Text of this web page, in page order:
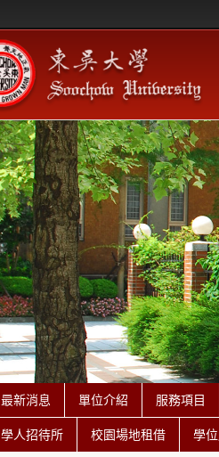
最新消息 單位介紹 服務項目
學人招待所 校園場地租借 學